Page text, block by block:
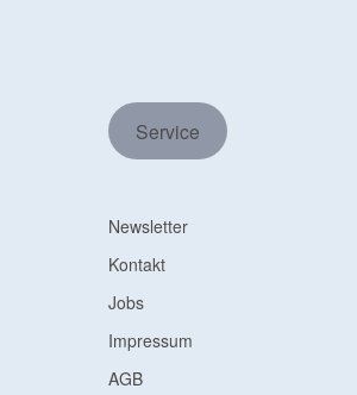
Service
Newsletter
Kontakt
Jobs
Impressum
AGB